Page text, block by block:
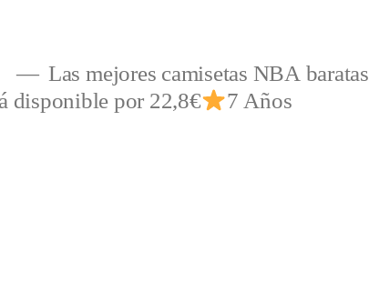
Las mejores camisetas NBA
disponible por 22,8€
7 Años